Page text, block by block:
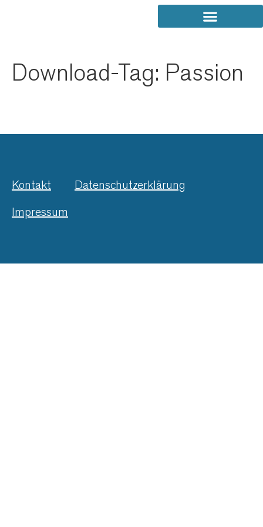
Download-Tag: Passion
Kontakt
Datenschutzerklärung
Impressum